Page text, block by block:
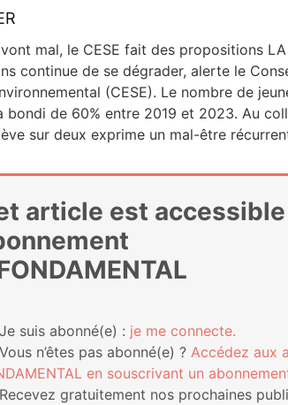
mal, le CESE fait des pro­po­si­tions LA
conti­nue de se dégra­der, alerte le
(CESE). Le nombre de
bon­di de 60% entre 2019 et 2023. Au
sur deux exprime un mal-être
article est
suis abonné(e) : je me connecte.
n’êtes pas abonné(e) ? Accé­dez aux
en sous­cri­vant un
gra­tui­te­ment nos pro­chaines